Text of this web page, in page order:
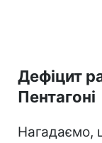
Дефіцит
Пентагоні
Нагадаємо,